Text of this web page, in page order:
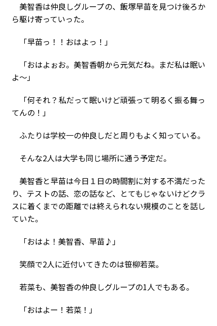
美智香は仲良しグループの、飯塚早苗を見つけ後ろか
ら駆け寄っていった。
「早苗っ！！おはよっ！」
「おはよぉお。美智香朝から元気だね。まだ私は眠い
よ〜」
「何それ？私だって眠いけど頑張って明るく振る舞っ
てんの！」
ふたりは学校一の仲良しだと周りもよく知っている。
そんな2人は大学も同じ場所に通う予定だ。
美智香と早苗は今日１日の時間割に対する不満だった
り、テストの話、恋の話など、とてもじゃないけどクラ
スに着くまでの距離では終えられない規模のことを話し
ていた。
「おはよ！美智香、早苗♪」
笑顔で2人に近付いてきたのは笹柳若菜。
若菜も、美智香の仲良しグループの1人でもある。
「おはよー！若菜！」